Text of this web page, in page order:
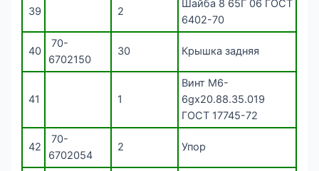
39 2
Шайба 8 65Г 06 ГОСТ
6402-70
40
70-
6702150
30 Крышка задняя
41 1
Винт М6-
6gх20.88.35.019
ГОСТ 17745-72
42
70-
6702054
2 Упор